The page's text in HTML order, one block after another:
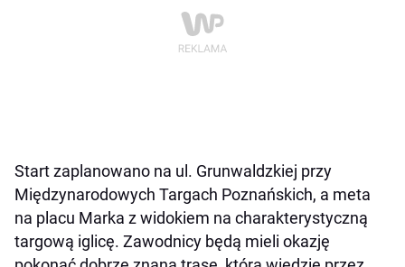
Start zaplanowano na ul. Grunwaldzkiej przy
Międzynarodowych Targach Poznańskich, a meta
na placu Marka z widokiem na charakterystyczną
targową iglicę. Zawodnicy będą mieli okazję